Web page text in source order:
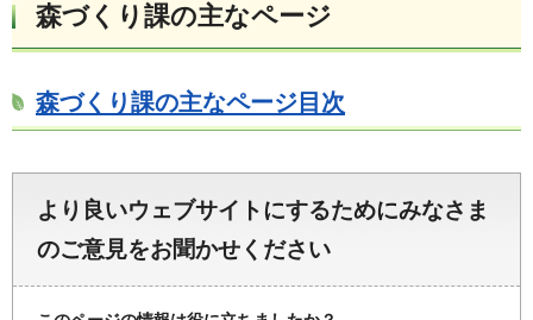
森づくり課の主なページ
森づくり課の主なページ目次
より良いウェブサイトにするためにみなさま
のご意見をお聞かせください